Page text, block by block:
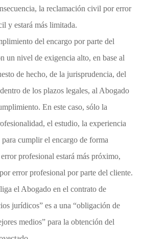
la reclamación civil por error
y estará más limitada.
del encargo por parte del
un nivel de exigencia alto, en base al
de hecho, de la jurisprudencia, del
de los plazos legales, al Abogado
En este caso, sólo la
el estudio, la experiencia
cumplir el encargo de forma
profesional estará más próximo,
error profesional por parte del cliente.
el Abogado en el contrato de
jurídicos” es a una “obligación de
medios” para la obtención del